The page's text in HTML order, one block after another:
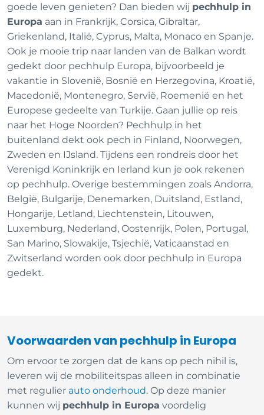
goede leven genieten? Dan bieden wij pechhulp in
Europa aan in Frankrijk, Corsica, Gibraltar,
Griekenland, Italië, Cyprus, Malta, Monaco en Spanje.
Ook je mooie trip naar landen van de Balkan wordt
gedekt door pechhulp Europa, bijvoorbeeld je
vakantie in Slovenië, Bosnië en Herzegovina, Kroatië,
Macedonië, Montenegro, Servië, Roemenië en het
Europese gedeelte van Turkije. Gaan jullie op reis
naar het Hoge Noorden? Pechhulp in het
buitenland dekt ook pech in Finland, Noorwegen,
Zweden en IJsland. Tijdens een rondreis door het
Verenigd Koninkrijk en Ierland kun je ook rekenen
op pechhulp. Overige bestemmingen zoals Andorra,
België, Bulgarije, Denemarken, Duitsland, Estland,
Hongarije, Letland, Liechtenstein, Litouwen,
Luxemburg, Nederland, Oostenrijk, Polen, Portugal,
San Marino, Slowakije, Tsjechië, Vaticaanstad en
Zwitserland worden ook door pechhulp in Europa
gedekt.
Voorwaarden van pechhulp in Europa
Om ervoor te zorgen dat de kans op pech nihil is,
leveren wij de mobiliteitspas alleen in combinatie
met regulier auto onderhoud. Op deze manier
kunnen wij pechhulp in Europa voordelig